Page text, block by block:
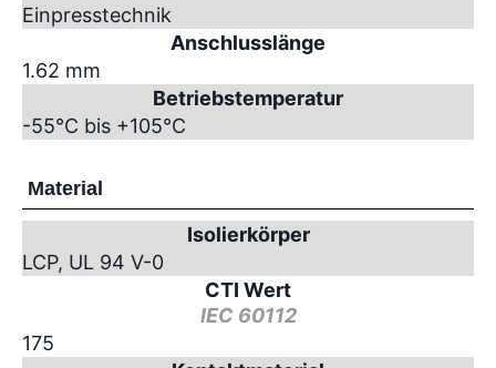
Einpresstechnik
Anschlusslänge
1.62 mm
Betriebstemperatur
-55°C bis +105°C
Material
Isolierkörper
LCP, UL 94 V-0
CTI Wert
IEC 60112
175